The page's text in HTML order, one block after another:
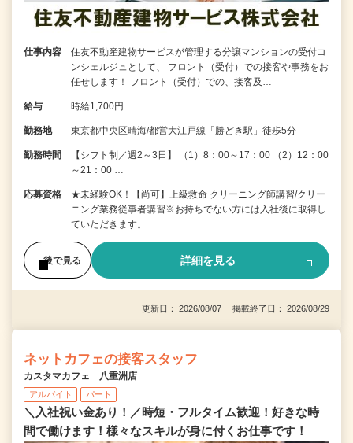
仕事内容
住友不動産建物サービスが管理する分譲マンションの受付コ
ンシェルジュとして、 フロント（受付）での接客や事務をお
任せします！ フロント（受付）での、接客及…
給与 時給1,700円
勤務地 東京都中央区晴海/都営大江戸線「勝どき駅」徒歩5分
勤務時間
【シフト制／週2～3日】 （1）8：00～17：00 （2）12：00
～21：00 …
応募資格
★未経験OK！【尚可】上級救命 クリーニング師講習/クリー
ニング業務従事者講習※お持ちでない方には入社後に取得し
ていただきます。
後で見る 詳細を見る
更新日： 2026/08/07 掲載終了日： 2026/08/29
ネットカフェの接客スタッフ
カスタマカフェ 八重洲店
アルバイト パート
＼入社祝い金あり！／時短・フルタイム歓迎！好きな時
間で働けます！様々なスキルが身に付くお仕事です！